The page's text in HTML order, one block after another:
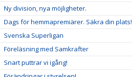
Ny division, nya möjligheter.
Dags för hemmapremiärer. Säkra din plats!
Svenska Superligan
Föreläsning med Samkrafter
Snart puttrar vi igång!